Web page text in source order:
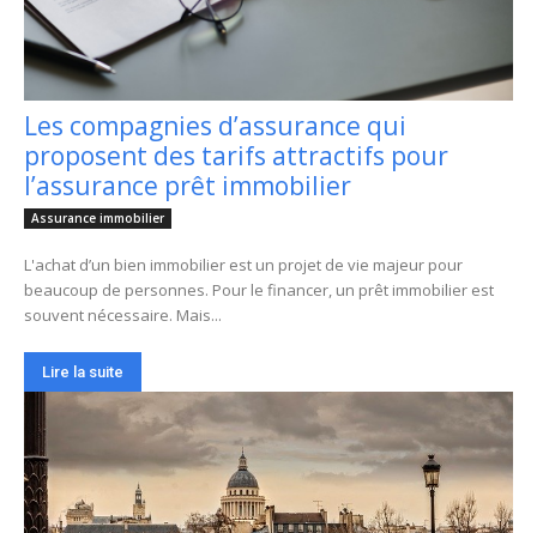
Les compagnies d’assurance qui
proposent des tarifs attractifs pour
l’assurance prêt immobilier
Assurance immobilier
L'achat d’un bien immobilier est un projet de vie majeur pour
beaucoup de personnes. Pour le financer, un prêt immobilier est
souvent nécessaire. Mais...
Lire la suite